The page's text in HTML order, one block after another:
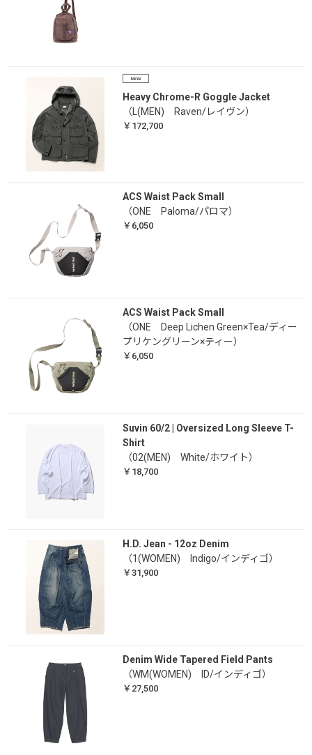
Heavy Chrome-R Goggle Jacket
（L(MEN) Raven/レイヴン）
￥172,700
ACS Waist Pack Small
（ONE Paloma/パロマ）
￥6,050
ACS Waist Pack Small
（ONE Deep Lichen Green×Tea/ディー
プリケングリーン×ティー）
￥6,050
Suvin 60/2 | Oversized Long Sleeve T-
Shirt
（02(MEN) White/ホワイト）
￥18,700
H.D. Jean - 12oz Denim
（1(WOMEN) Indigo/インディゴ）
￥31,900
Denim Wide Tapered Field Pants
（WM(WOMEN) ID/インディゴ）
￥27,500